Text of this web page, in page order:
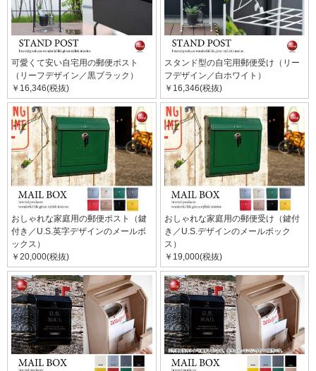
可愛くて安い自宅用の郵便ポスト
（リーフデザイン／黒ブラック）
￥16,346(税抜)
スタンド型の自宅用郵便受け（リー
フデザイン／白ホワイト）
￥16,346(税抜)
おしゃれな家庭用の郵便ポスト（鍵
付き／U.S.英字デザインのメールボ
ックス）
￥20,000(税抜)
おしゃれな家庭用の郵便受け（鍵付
き／U.S.デザインのメールボック
ス）
￥19,000(税抜)